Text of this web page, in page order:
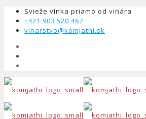
Svieže vínka priamo od vinára
+421 903 520 467
vinarstvo@komjathi.sk